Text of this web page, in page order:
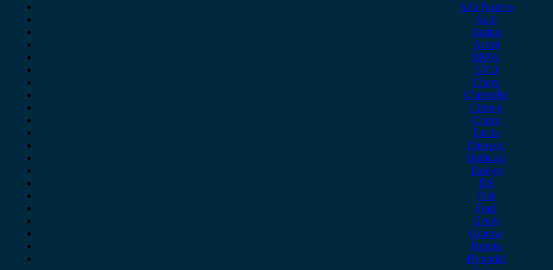
Alfa Romeo
Audi
Austin
Acura
BMW
BYD
Chery
Chevrolet
Citroen
Cupra
Dacia
Daewoo
Daihatsu
Dodge
DS
Fiat
Ford
Geely
Gonow
Honda
Hyundai